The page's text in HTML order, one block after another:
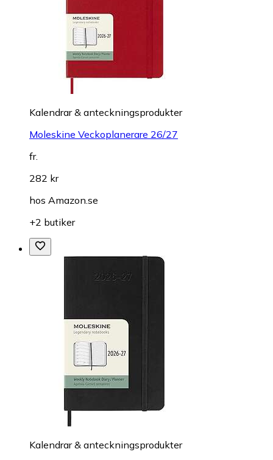
Kalendrar & anteckningsprodukter
Moleskine Veckoplanerare 26/27
fr.
282 kr
hos Amazon.se
+2 butiker
Kalendrar & anteckningsprodukter